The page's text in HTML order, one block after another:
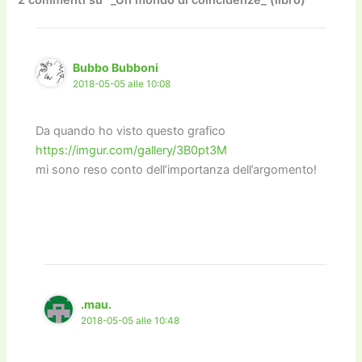
o
o
k
o
n
m n
k
n di
Bubbo Bubboni
2018-05-05 alle 10:08
Da quando ho visto questo grafico
https://imgur.com/gallery/3B0pt3M
mi sono reso conto dell’importanza dell’argomento!
.mau.
2018-05-05 alle 10:48